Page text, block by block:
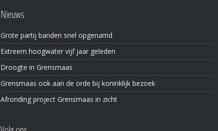
Nieuws
Grote partij banden snel opgeruimd
Extreem hoogwater vijf jaar geleden
Droogte in Grensmaas
Grensmaas ook aan de orde bij koninklijk bezoek
Afronding project Grensmaas in zicht